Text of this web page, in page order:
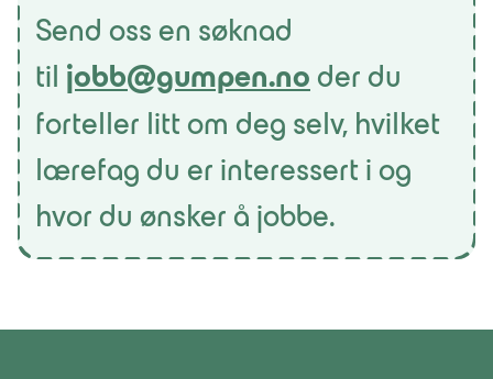
Send oss en søknad
til jobb@gumpen.no der du
forteller litt om deg selv, hvilket
lærefag du er interessert i og
hvor du ønsker å jobbe.